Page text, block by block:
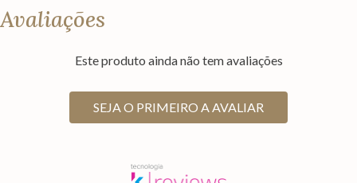
Avaliações
Este produto ainda não tem avaliações
SEJA O PRIMEIRO A AVALIAR